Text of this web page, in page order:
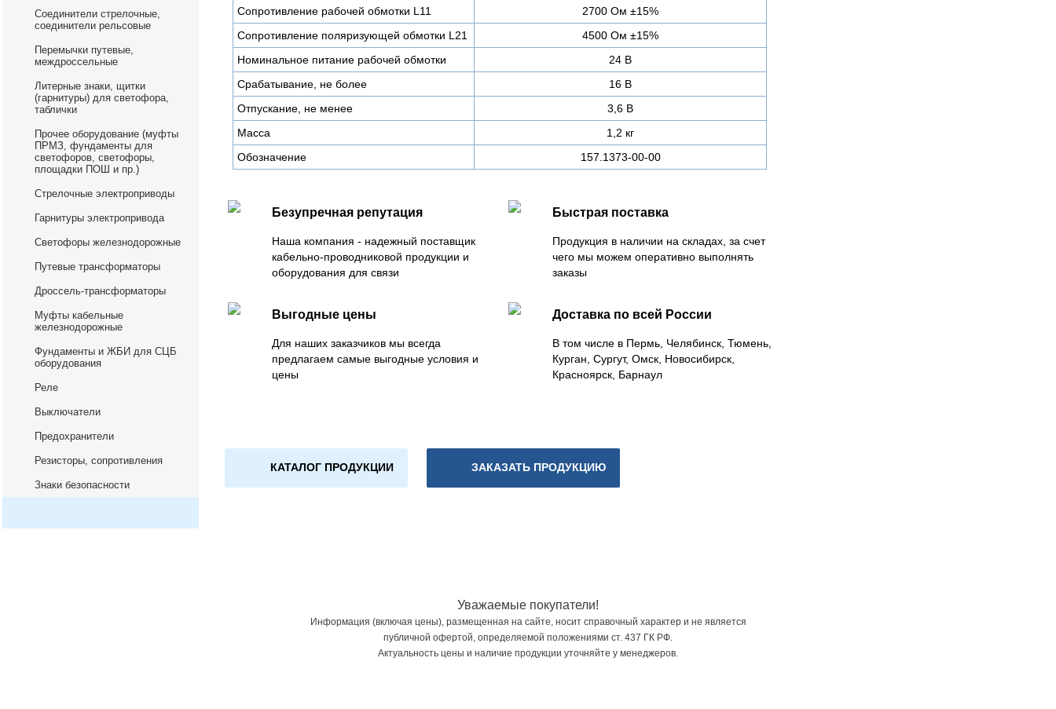
Соединители стрелочные,
соединители рельсовые
Перемычки путевые,
междроссельные
Литерные знаки, щитки
(гарнитуры) для светофора,
таблички
Прочее оборудование (муфты
ПРМЗ, фундаменты для
светофоров, светофоры,
площадки ПОШ и пр.)
Стрелочные электроприводы
Гарнитуры электропривода
Светофоры железнодорожные
Путевые трансформаторы
Дроссель-трансформаторы
Муфты кабельные
железнодорожные
Фундаменты и ЖБИ для СЦБ
оборудования
Реле
Выключатели
Предохранители
Резисторы, сопротивления
Знаки безопасности
Сопротивление рабочей обмотки L11
2700 Ом ±15%
Сопротивление поляризующей обмотки L21
4500 Ом ±15%
Номинальное питание рабочей обмотки
24 В
Срабатывание, не более
16 В
Отпускание, не менее
3,6 В
Масса
1,2 кг
Обозначение
157.1373-00-00
Безупречная репутация
Наша компания - надежный поставщик
кабельно-проводниковой продукции и
оборудования для связи
Быстрая поставка
Продукция в наличии на складах, за счет
чего мы можем оперативно выполнять
заказы
Выгодные цены
Для наших заказчиков мы всегда
предлагаем самые выгодные условия и
цены
Доставка по всей России
В том числе в Пермь, Челябинск, Тюмень,
Курган, Сургут, Омск, Новосибирск,
Красноярск, Барнаул
КАТАЛОГ ПРОДУКЦИИ ЗАКАЗАТЬ ПРОДУКЦИЮ
Уважаемые покупатели!
Информация (включая цены), размещенная на сайте, носит справочный характер и не является
публичной офертой, определяемой положениями ст. 437 ГК РФ.
Актуальность цены и наличие продукции уточняйте у менеджеров.